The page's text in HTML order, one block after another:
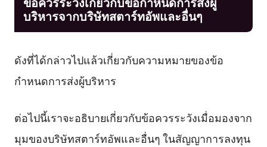
บริหารจากบริษัทสตาร์ทอัพและอื่นๆ
ดังที่ได้กล่าวไปแล้วเกี่ยวกับความหมายของข้อ
กำหนดการส่งผู้บริหาร
ต่อไปนี้เราจะอธิบายเกี่ยวกับข้อควรระวังเมื่อมองจาก
มุมของบริษัทสตาร์ทอัพและอื่นๆ ในสัญญาการลงทุน